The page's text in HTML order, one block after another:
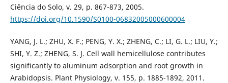
Ciência do Solo, v. 29, p. 867-873, 2005.
https://doi.org/10.1590/S0100-06832005000600004
YANG, J. L.; ZHU, X. F.; PENG, Y. X.; ZHENG, C.; LI, G. L.; LIU, Y.;
SHI, Y. Z.; ZHENG, S. J. Cell wall hemicellulose contributes
significantly to aluminum adsorption and root growth in
Arabidopsis. Plant Physiology, v. 155, p. 1885-1892, 2011.